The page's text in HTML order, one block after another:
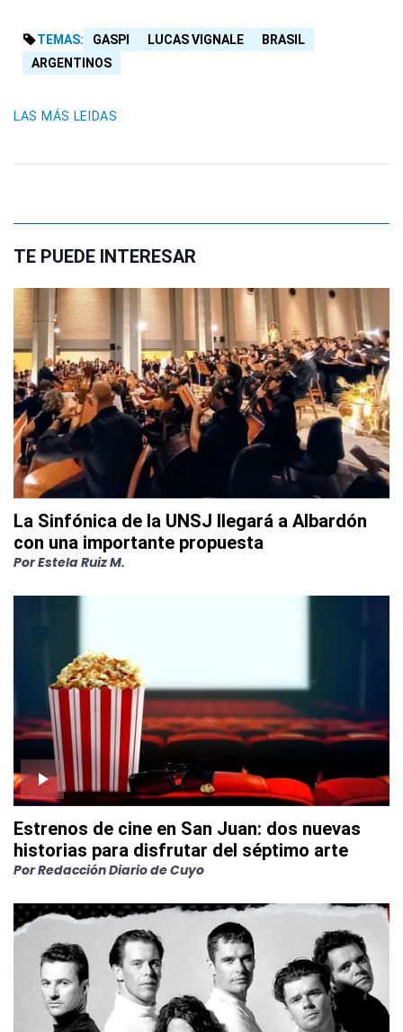
TEMAS: GASPI LUCAS VIGNALE
BRASIL
ARGENTINOS
LAS MÁS LEIDAS
TE PUEDE INTERESAR
La Sinfónica de la UNSJ llegará a Albardón
con una importante propuesta
PorEstela Ruiz M.
Estrenos de cine en San Juan: dos nuevas
historias para disfrutar del séptimo arte
PorRedacción Diario de Cuyo